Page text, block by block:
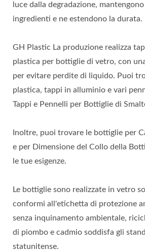
luce dalla degradazione,
ingredienti e ne estendono la durata.
GH Plastic La produzione realizza
plastica per bottiglie di vetro, con
per evitare perdite di liquido. Puoi
plastica, tappi in alluminio e vari
Tappi e Pennelli per Bottiglie di
Inoltre, puoi trovare le bottiglie per
e per Dimensione del Collo della
le tue esigenze.
Le bottiglie sono realizzate in vetro
conformi all'etichetta di protezione
senza inquinamento ambientale,
di piombo e cadmio soddisfa gli
statunitense.